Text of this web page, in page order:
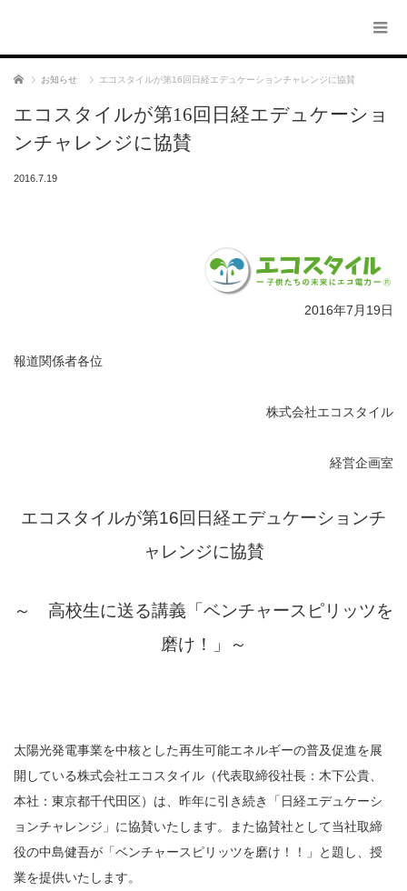
ホーム お知らせ エコスタイルが第16回日経エデュケーションチャレンジに協賛
エコスタイルが第16回日経エデュケーショ
ンチャレンジに協賛
2016.7.19
2016年7月19日
報道関係者各位
株式会社エコスタイル
経営企画室
エコスタイルが第16回日経エデュケーションチ
ャレンジに協賛
～ 高校生に送る講義「ベンチャースピリッツを
磨け！」～
太陽光発電事業を中核とした再生可能エネルギーの普及促進を展
開している株式会社エコスタイル（代表取締役社長：木下公貴、
本社：東京都千代田区）は、昨年に引き続き「日経エデュケーシ
ョンチャレンジ」に協賛いたします。また協賛社として当社取締
役の中島健吾が「ベンチャースピリッツを磨け！！」と題し、授
業を提供いたします。